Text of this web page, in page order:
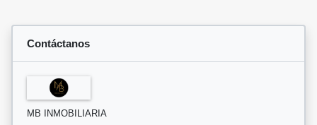
Contáctanos
MB INMOBILIARIA